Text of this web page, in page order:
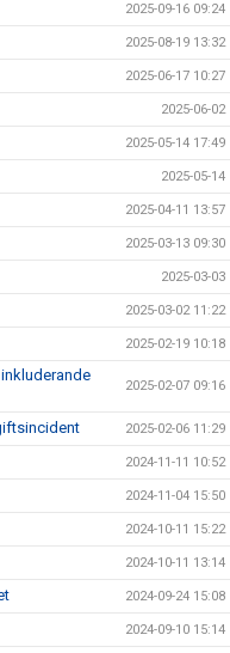
2025-09-16 09:24
2025-08-19 13:32
2025-06-17 10:27
2025-06-02
2025-05-14 17:49
2025-05-14
2025-04-11 13:57
2025-03-13 09:30
2025-03-03
2025-03-02 11:22
2025-02-19 10:18
2025-02-07 09:16
2025-02-06 11:29
2024-11-11 10:52
2024-11-04 15:50
2024-10-11 15:22
2024-10-11 13:14
2024-09-24 15:08
2024-09-10 15:14